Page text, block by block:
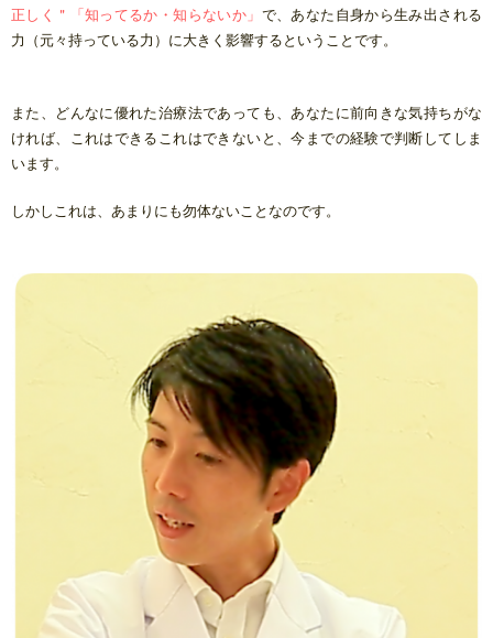
正しく＂「知ってるか・知らないか」 で、あなた自身から生み出される
力（元々持っている力）に大きく影響するということです。
また、どんなに優れた治療法であっても、あなたに前向きな気持ちがな
ければ、これはできるこれはできないと、今までの経験で判断してしま
います。
しかしこれは、あまりにも勿体ないことなのです。